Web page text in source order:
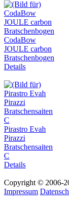
CodaBow
JOULE carbon
Bratschenbogen
Details
Pirastro Evah
Pirazzi
Bratschensaiten
C
Details
Copyright © 2006-
Impressum